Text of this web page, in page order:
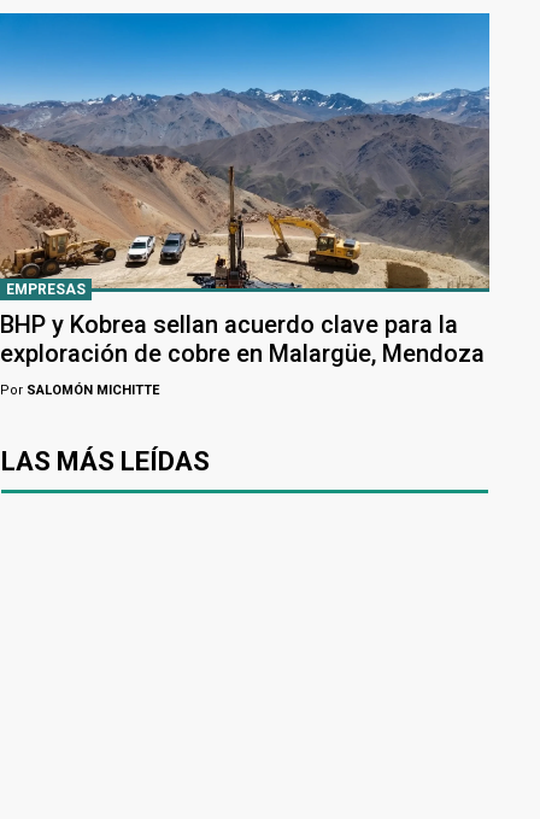
EMPRESAS
BHP y Kobrea sellan acuerdo clave para la
exploración de cobre en Malargüe, Mendoza
Por SALOMÓN MICHITTE
LAS MÁS LEÍDAS